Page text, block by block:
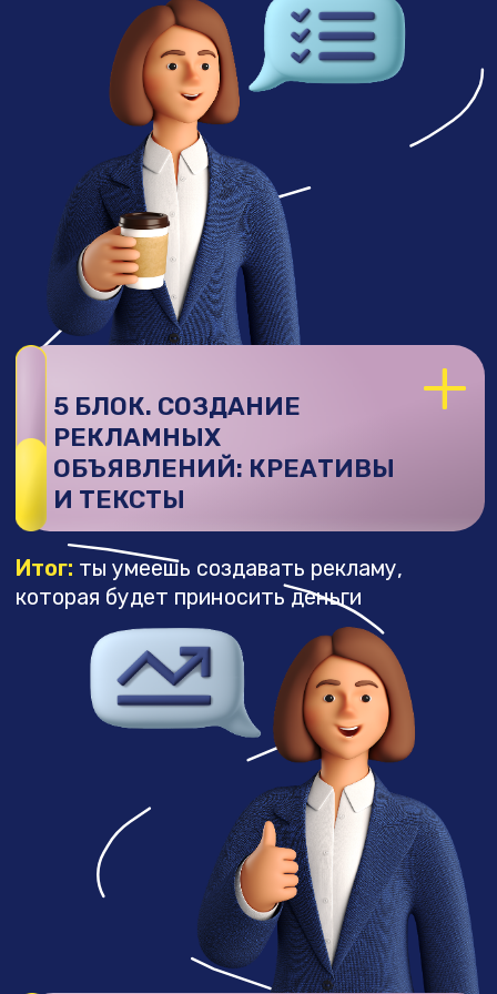
+
+
+
11 БЛОК. ПОТОК ЗАЯВОК
НА УСЛУГИ
10 БЛОК. ЧТО ПРОДАВАТЬ?
ПРОДУКТОВАЯ ЛИНЕЙКА
ты умеешь удерживать клиентов
и делать так, чтобы они работали
с тобой месяцами
БОНУСНЫЙ ИНТЕНСИВ – ПУТЬ
К 300К+ НА ТАРГЕТЕ